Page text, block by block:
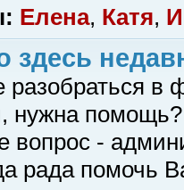
Елена, Катя,
здесь
в
нужна помощь?
вопрос -
рада помочь